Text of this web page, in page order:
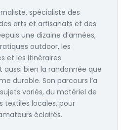
spécialiste des
arts et artisanats et des
une dizaine d’années,
outdoor, les
et les itinéraires
aussi bien la randonnée que
durable. Son parcours l’a
variés, du matériel de
textiles locales, pour
éclairés.